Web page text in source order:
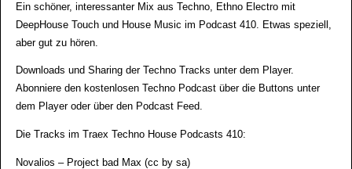
Ein schöner, interessanter Mix aus Techno, Ethno Electro mit
DeepHouse Touch und House Music im Podcast 410. Etwas speziell,
aber gut zu hören.
Downloads und Sharing der Techno Tracks unter dem Player.
Abonniere den kostenlosen Techno Podcast über die Buttons unter
dem Player oder über den Podcast Feed.
Die Tracks im Traex Techno House Podcasts 410:
Novalios – Project bad Max (cc by sa)